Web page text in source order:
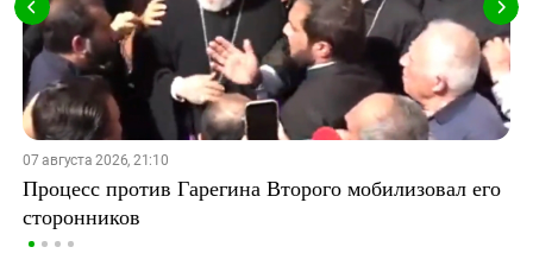
07 августа 2026, 21:10
Процесс против Гарегина Второго мобилизовал его
сторонников